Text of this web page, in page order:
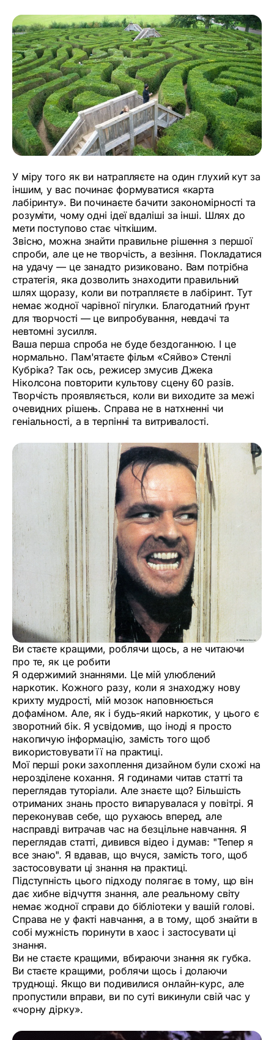
У міру того як ви натрапляєте на один глухий кут за
іншим, у вас починає формуватися «карта
лабіринту». Ви починаєте бачити закономірності та
розуміти, чому одні ідеї вдаліші за інші. Шлях до
мети поступово стає чіткішим.
Звісно, можна знайти правильне рішення з першої
спроби, але це не творчість, а везіння. Покладатися
на удачу — це занадто ризиковано. Вам потрібна
стратегія, яка дозволить знаходити правильний
шлях щоразу, коли ви потрапляєте в лабіринт. Тут
немає жодної чарівної пігулки. Благодатний ґрунт
для творчості — це випробування, невдачі та
невтомні зусилля.
Ваша перша спроба не буде бездоганною. І це
нормально. Пам'ятаєте фільм «Сяйво» Стенлі
Кубріка? Так ось, режисер змусив Джека
Ніколсона повторити культову сцену 60 разів.
Творчість проявляється, коли ви виходите за межі
очевидних рішень. Справа не в натхненні чи
геніальності, а в терпінні та витривалості.
Ви стаєте кращими, роблячи щось, а не читаючи
про те, як це робити
Я одержимий знаннями. Це мій улюблений
наркотик. Кожного разу, коли я знаходжу нову
крихту мудрості, мій мозок наповнюється
дофаміном. Але, як і будь-який наркотик, у цього є
зворотний бік. Я усвідомив, що іноді я просто
накопичую інформацію, замість того щоб
використовувати її на практиці.
Мої перші роки захоплення дизайном були схожі на
нерозділене кохання. Я годинами читав статті та
переглядав туторіали. Але знаєте що? Більшість
отриманих знань просто випарувалася у повітрі. Я
переконував себе, що рухаюсь вперед, але
насправді витрачав час на безцільне навчання. Я
переглядав статті, дивився відео і думав: "Тепер я
все знаю". Я вдавав, що вчуся, замість того, щоб
застосовувати ці знання на практиці.
Підступність цього підходу полягає в тому, що він
дає хибне відчуття знання, але реальному світу
немає жодної справи до бібліотеки у вашій голові.
Справа не у факті навчання, а в тому, щоб знайти в
собі мужність поринути в хаос і застосувати ці
знання.
Ви не стаєте кращими, вбираючи знання як губка.
Ви стаєте кращими, роблячи щось і долаючи
труднощі. Якщо ви подивилися онлайн-курс, але
пропустили вправи, ви по суті викинули свій час у
«чорну дірку».